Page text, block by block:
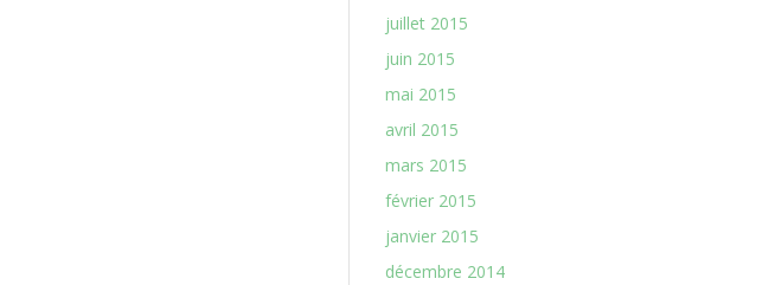
juillet 2015
juin 2015
mai 2015
avril 2015
mars 2015
février 2015
janvier 2015
décembre 2014